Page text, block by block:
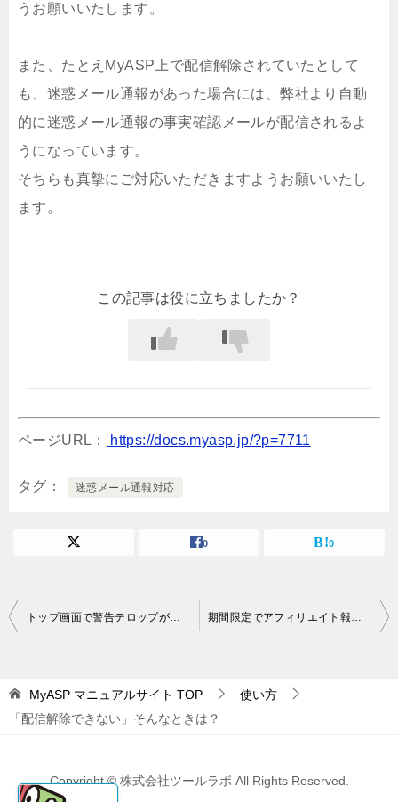
うお願いいたします。
また、たとえMyASP上で配信解除されていたとして
も、迷惑メール通報があった場合には、弊社より自動
的に迷惑メール通報の事実確認メールが配信されるよ
うになっています。
そちらも真摯にご対応いただきますようお願いいたし
ます。
この記事は役に立ちましたか？
ページURL： https://docs.myasp.jp/?p=7711
タグ 迷惑メール通報対応
0 0
投
ビ
ゲ
シ
トップ画面で警告テロップが出たのですが、これはどうしてですか？ 期間限定でアフィリエイト報酬を増額することはできますか？
MyASP マニュアルサイト TOP
使い方
「配信解除できない」そんなときは？
Copyright © 株式会社ツールラボ All Rights Reserved.